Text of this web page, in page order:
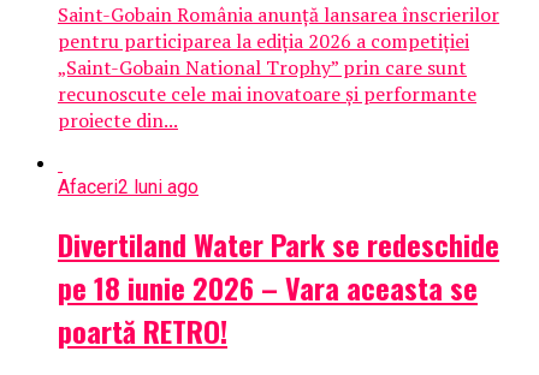
Saint-Gobain România anunță lansarea înscrierilor
pentru participarea la ediția 2026 a competiției
„Saint-Gobain National Trophy” prin care sunt
recunoscute cele mai inovatoare și performante
proiecte din...
Afaceri2 luni ago
Divertiland Water Park se redeschide
pe 18 iunie 2026 – Vara aceasta se
poartă RETRO!